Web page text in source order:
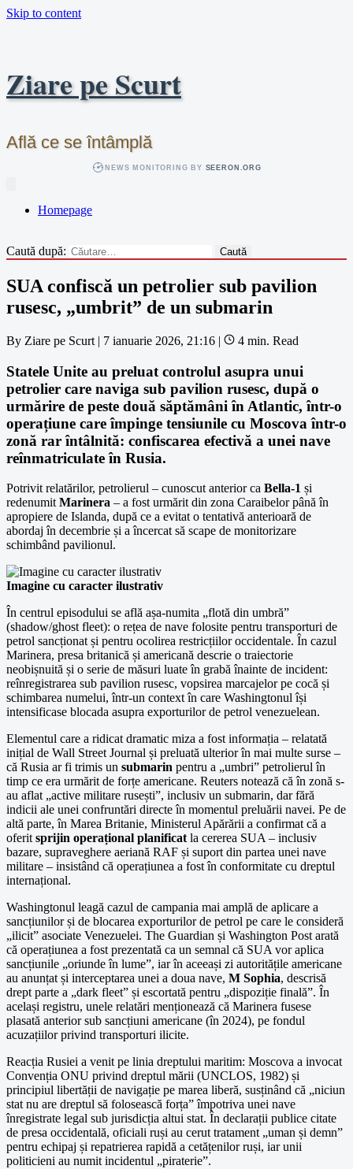
Skip to content
Ziare pe Scurt
Află ce se întâmplă
NEWS MONITORING BY SEERON.ORG
Homepage
Caută după:
SUA confiscă un petrolier sub pavilion
rusesc, „umbrit” de un submarin
By Ziare pe Scurt | 7 ianuarie 2026, 21:16 | 4 min. Read
Statele Unite au preluat controlul asupra unui
petrolier care naviga sub pavilion rusesc, după o
urmărire de peste două săptămâni în Atlantic, într-o
operațiune care împinge tensiunile cu Moscova într-o
zonă rar întâlnită: confiscarea efectivă a unei nave
reînmatriculate în Rusia.
Potrivit relatărilor, petrolierul – cunoscut anterior ca Bella-1 și
redenumit Marinera – a fost urmărit din zona Caraibelor până în
apropiere de Islanda, după ce a evitat o tentativă anterioară de
abordaj în decembrie și a încercat să scape de monitorizare
schimbând pavilionul.
Imagine cu caracter ilustrativ
În centrul episodului se află așa-numita „flotă din umbră”
(shadow/ghost fleet): o rețea de nave folosite pentru transporturi de
petrol sancționat și pentru ocolirea restricțiilor occidentale. În cazul
Marinera, presa britanică și americană descrie o traiectorie
neobișnuită și o serie de măsuri luate în grabă înainte de incident:
reînregistrarea sub pavilion rusesc, vopsirea marcajelor pe cocă și
schimbarea numelui, într-un context în care Washingtonul își
intensificase blocada asupra exporturilor de petrol venezuelean.
Elementul care a ridicat dramatic miza a fost informația – relatată
inițial de Wall Street Journal și preluată ulterior în mai multe surse –
că Rusia ar fi trimis un submarin pentru a „umbri” petrolierul în
timp ce era urmărit de forțe americane. Reuters notează că în zonă s-
au aflat „active militare rusești”, inclusiv un submarin, dar fără
indicii ale unei confruntări directe în momentul preluării navei. Pe de
altă parte, în Marea Britanie, Ministerul Apărării a confirmat că a
oferit sprijin operațional planificat la cererea SUA – inclusiv
bazare, supraveghere aeriană RAF și suport din partea unei nave
militare – insistând că operațiunea a fost în conformitate cu dreptul
internațional.
Washingtonul leagă cazul de campania mai amplă de aplicare a
sancțiunilor și de blocarea exporturilor de petrol pe care le consideră
„ilicit” asociate Venezuelei. The Guardian și Washington Post arată
că operațiunea a fost prezentată ca un semnal că SUA vor aplica
sancțiunile „oriunde în lume”, iar în aceeași zi autoritățile americane
au anunțat și interceptarea unei a doua nave, M Sophia, descrisă
drept parte a „dark fleet” și escortată pentru „dispoziție finală”. În
același registru, unele relatări menționează că Marinera fusese
plasată anterior sub sancțiuni americane (în 2024), pe fondul
acuzațiilor privind transporturi ilicite.
Reacția Rusiei a venit pe linia dreptului maritim: Moscova a invocat
Convenția ONU privind dreptul mării (UNCLOS, 1982) și
principiul libertății de navigație pe marea liberă, susținând că „niciun
stat nu are dreptul să folosească forța” împotriva unei nave
înregistrate legal sub jurisdicția altui stat. În declarații publice citate
de presa occidentală, oficiali ruși au cerut tratament „uman și demn”
pentru echipaj și repatrierea rapidă a cetățenilor ruși, iar unii
politicieni au numit incidentul „piraterie”.